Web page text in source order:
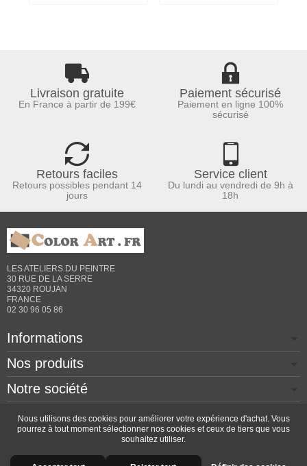
Livraison gratuite
En France à partir de 199€
Paiement sécurisé
Paiement en ligne 100%
sécurisé
Retours faciles
Retours possibles pendant 14
jours
Service client
Du lundi au vendredi de 9h à
18h
LES ATELIERS DU PEINTRE
30 RUE DE LA SERRE
34320 ROUJAN
FRANCE
02 30 96 05 86
Informations
Nos produits
Notre société
Contactez-nous
Copyright © 2026 - Design by Prestacrea - Ecommerce
Nous utilisons des cookies pour améliorer votre expérience d'achat. Vous
pourrez à tout moment sélectionner nos cookies et ceux de tiers que vous
souhaitez utiliser.